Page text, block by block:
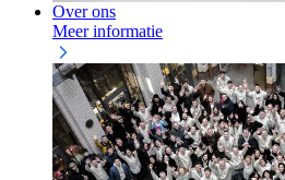
Over ons
Meer informatie